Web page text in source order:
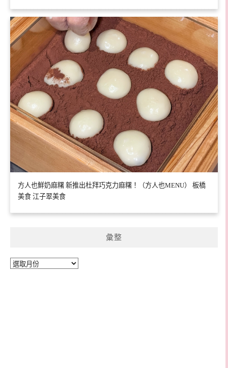
方人也鮮奶麻糬 新推出杜拜巧克力麻糬！（方人也MENU） 板橋
美食 江子翠美食
彙整
彙